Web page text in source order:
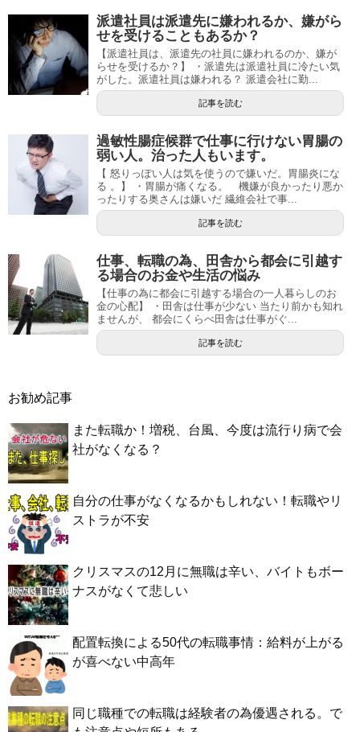
派遣社員は派遣先に嫌われるか、嫌がら
せを受けることもあるか？
【派遣社員は、派遣先の社員に嫌われるのか、嫌が
らせを受けるか？】 ・派遣先は派遣社員に冷たい気
がした。派遣社員は嫌われる？ 派遣会社に勤...
記事を読む
過敏性腸症候群で仕事に行けない胃腸の
弱い人。治った人もいます。
【 怒りっぽい人は気を使うので嫌いだ。胃腸炎にな
る 。】 ・胃腸が痛くなる。 機嫌が良かったり悪か
ったりする奥さんは嫌いだ 繊維会社で事...
記事を読む
仕事、転職の為、田舎から都会に引越す
る場合のお金や生活の悩み
【仕事の為に都会に引越する場合の一人暮らしのお
金の心配】 ・田舎は仕事が少ない 当たり前かも知れ
ませんが、 都会にくらべ田舎は仕事がぐ...
記事を読む
お勧め記事
また転職か！増税、台風、今度は流行り病で会
社がなくなる？
自分の仕事がなくなるかもしれない！転職やリ
ストラが不安
クリスマスの12月に無職は辛い、バイトもボー
ナスがなくて悲しい
配置転換による50代の転職事情：給料が上がる
が喜べない中高年
同じ職種での転職は経験者の為優遇される。で